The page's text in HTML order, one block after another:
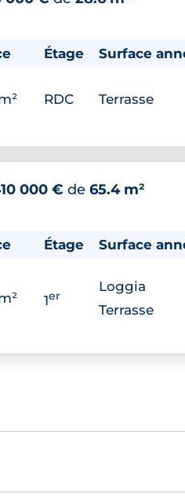
Étage Surface
RDC Terrasse
000 € de 65.4 m²
Étage Surface
1er
Loggia
Terrasse